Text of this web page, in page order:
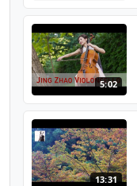
5:02
13:31